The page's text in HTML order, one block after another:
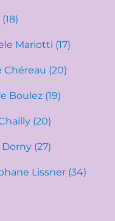
(18)
Mariotti (17)
Chéreau (20)
Boulez (19)
(20)
Dorny (27)
Lissner (34)